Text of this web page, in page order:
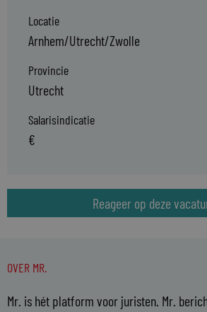
Locatie
Arnhem/Utrecht/Zwolle
Provincie
Utrecht
Salarisindicatie
€
Reageer op deze
OVER MR.
Mr. is hét platform voor juristen. Mr.